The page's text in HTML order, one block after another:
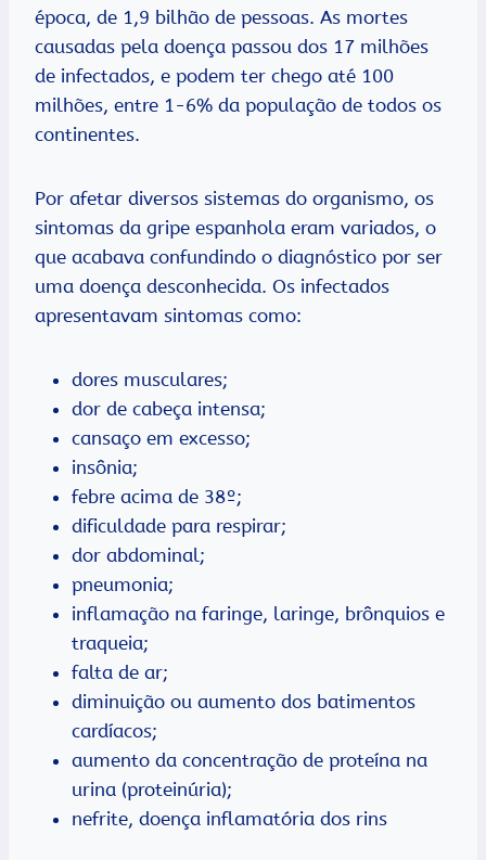
época, de 1,9 bilhão de pessoas. As mortes
causadas pela doença passou dos 17 milhões
de infectados, e podem ter chego até 100
milhões, entre 1-6% da população de todos os
continentes.
Por afetar diversos sistemas do organismo, os
sintomas da gripe espanhola eram variados, o
que acabava confundindo o diagnóstico por ser
uma doença desconhecida. Os infectados
apresentavam sintomas como:
dores musculares;
dor de cabeça intensa;
cansaço em excesso;
insônia;
febre acima de 38º;
dificuldade para respirar;
dor abdominal;
pneumonia;
inflamação na faringe, laringe, brônquios e
traqueia;
falta de ar;
diminuição ou aumento dos batimentos
cardíacos;
aumento da concentração de proteína na
urina (proteinúria);
nefrite, doença inflamatória dos rins